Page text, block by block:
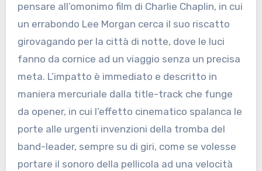
pensare all’omonimo film di Charlie Chaplin, in cui
un errabondo Lee Morgan cerca il suo riscatto
girovagando per la città di notte, dove le luci
fanno da cornice ad un viaggio senza un precisa
meta. L’impatto è immediato e descritto in
maniera mercuriale dalla title-track che funge
da opener, in cui l’effetto cinematico spalanca le
porte alle urgenti invenzioni della tromba del
band-leader, sempre su di giri, come se volesse
portare il sonoro della pellicola ad una velocità